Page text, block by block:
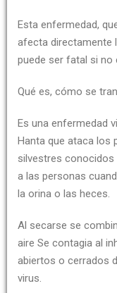
Esta enfermedad,
afecta directamente
puede ser fatal si no
Qué es, cómo se
Es una enfermedad
Hanta que ataca los
silvestres
a las personas
la orina o las heces.
Al secarse se
aire Se contagia al
abiertos o cerrados
virus.